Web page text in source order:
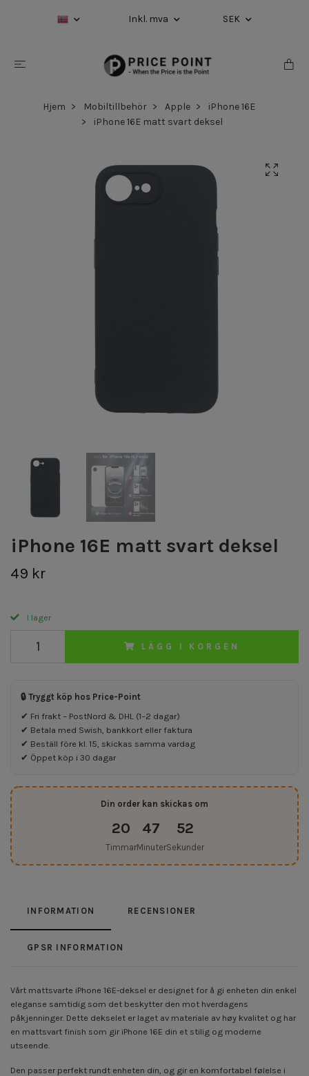
Inkl. mva SEK
Hjem Mobiltillbehör Apple
iPhone 16E
iPhone 16E matt svart deksel
iPhone 16E matt svart deksel
49 kr
I lager
LÄGG I KORGEN
🔒 Tryggt köp hos Price-Point
✔ Fri frakt – PostNord & DHL (1–2 dagar)
✔ Betala med Swish, bankkort eller faktura
✔ Beställ före kl. 15, skickas samma vardag
✔ Öppet köp i 30 dagar
Din order kan skickas om
20
Timmar
47
Minuter
52
Sekunder
INFORMATION RECENSIONER
GPSR INFORMATION
Vårt mattsvarte iPhone 16E-deksel er designet for å gi enheten din enkel
eleganse samtidig som det beskytter den mot hverdagens
påkjenninger. Dette dekselet er laget av materiale av høy kvalitet og har
en mattsvart finish som gir iPhone 16E din et stilig og moderne
utseende.
Den passer perfekt rundt enheten din, og gir en komfortabel følelse i